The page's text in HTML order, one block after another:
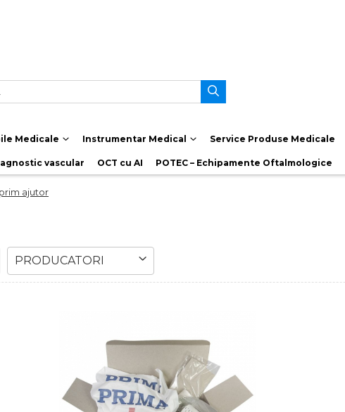
Medicale Instrumentar Medical Service Produse Medicale
vascular OCT cu AI POTEC – Echipamente Oftalmologice
ajutor
PRODUCATORI